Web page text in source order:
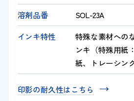
溶剤品番
SOL-23A
インキ特性
特殊な素材への
ンキ（特殊用紙
紙、トレーシン
印影の耐久性はこちら